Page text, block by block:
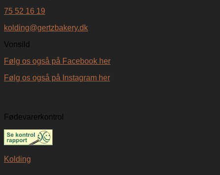
75 52 16 19
kolding@gertzbakery.dk
Vonsild
Følg os også på Facebook her
Følg os også på Instagram her
Fødevarerkontrol
Kolding